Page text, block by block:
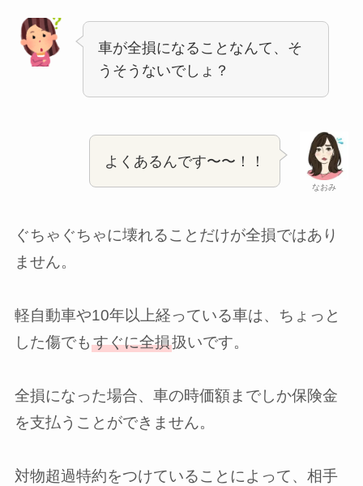
車が全損になることなんて、そ
うそうないでしょ？
なおみ
よくあるんです〜〜！！
ぐちゃぐちゃに壊れることだけが全損ではあり
ません。
軽自動車や10年以上経っている車は、ちょっと
した傷でも すぐに全損扱いです。
全損になった場合、車の時価額までしか保険金
を支払うことができません。
対物超過特約をつけていることによって、相手